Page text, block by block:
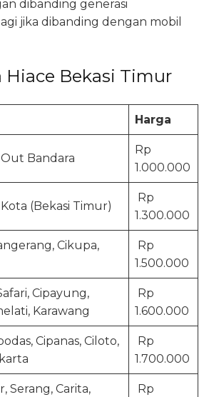
dibanding generasi
jika dibanding dengan mobil
Hiace Bekasi Timur
Harga
Bandara
Rp
1.000.000
(Bekasi Timur)
Rp
1.300.000
Cikupa,
Rp
1.500.000
Cipayung,
Karawang
Rp
1.600.000
Cipanas, Ciloto,
Rp
1.700.000
Serang, Carita,
Rp